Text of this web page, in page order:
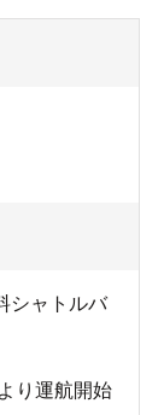
シャトルバ
り運航開始